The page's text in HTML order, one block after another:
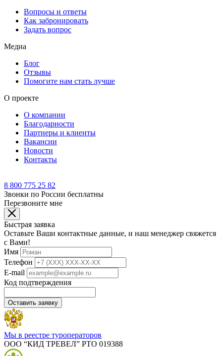
Вопросы и ответы
Как забронировать
Задать вопрос
Медиа
Блог
Отзывы
Помогите нам стать лучше
О проекте
О компании
Благодарности
Партнеры и клиенты
Вакансии
Новости
Контакты
8 800 775 25 82
Звонки по России бесплатны
Перезвоните мне
Быстрая заявка
Оставьте Ваши контактные данные, и наш менеджер свяжется
с Вами!
Имя
Телефон
E-mail
Код подтверждения
Оставить заявку
Мы в реестре туроператоров
ООО “КИД ТРЕВЕЛ” РТО 019388